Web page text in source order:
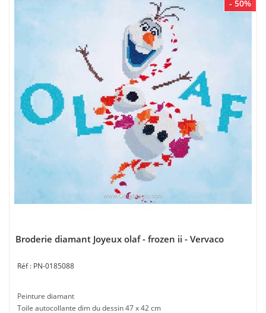
- 50%
Broderie diamant Joyeux olaf - frozen ii - Vervaco
PN-0185088
Peinture diamant
Toile autocollante dim du dessin 47 x 42 cm